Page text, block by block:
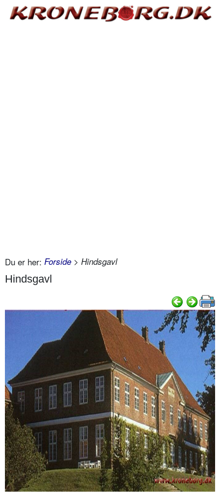
Du er her: Forside > Hindsgavl
Hindsgavl